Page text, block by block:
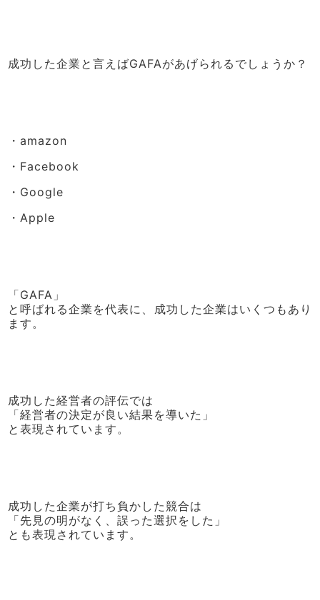
成功した企業と言えばGAFAがあげられるでしょうか？
・amazon
・Facebook
・Google
・Apple
「GAFA」
と呼ばれる企業を代表に、成功した企業はいくつもあり
ます。
成功した経営者の評伝では
「経営者の決定が良い結果を導いた」
と表現されています。
成功した企業が打ち負かした競合は
「先見の明がなく、誤った選択をした」
とも表現されています。